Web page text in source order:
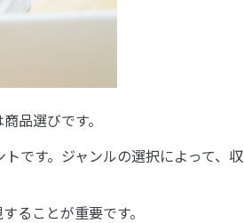
品選びです。
です。ジャンルの選択によって、収
ることが重要です。